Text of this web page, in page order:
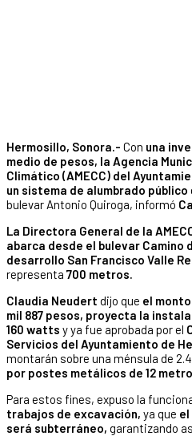
Hermosillo, Sonora.- Con una
medio de pesos, la Agencia
Climático (AMECC) del
un sistema de alumbrado público
bulevar Antonio Quiroga, informó
La Directora General de la
abarca desde el bulevar Camino
desarrollo San Francisco Valle
representa 700 metros.
Claudia Neudert dijo que el
mil 887 pesos, proyecta la
160 watts y ya fue aprobada por el
Servicios del Ayuntamiento de
montarán sobre una ménsula de
por postes metálicos de 12
Para estos fines, expuso la
trabajos de excavación, ya que
será subterráneo, garantizando